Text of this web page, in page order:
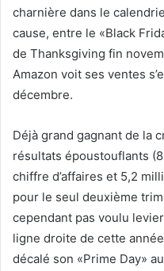
charnière dans le
cause, entre le «Black
de Thanksgiving fin
Amazon voit ses ventes
décembre.
Déjà grand gagnant de la
résultats époustouflants
chiffre d’affaires et 5,2
pour le seul deuxième
cependant pas voulu
ligne droite de cette
décalé son «Prime Day»